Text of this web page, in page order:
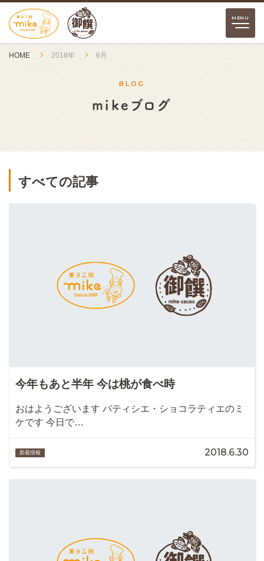
HOME 2018年 6月
BLOG
mikeブログ
すべての記事
今年もあと半年 今は桃が食べ時
おはようございます パティシエ・ショコラティエのミ
ケです 今日で…
新着情報 2018.6.30